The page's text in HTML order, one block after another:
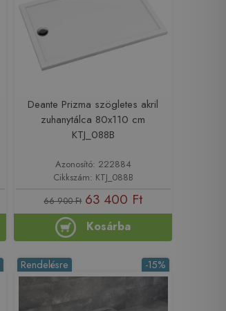
Deante Prizma szögletes akril
zuhanytálca 80x110 cm
KTJ_088B
Azonosító: 222884
Cikkszám: KTJ_088B
66 900 Ft 63 400 Ft
Kosárba
-15%
Rendelésre